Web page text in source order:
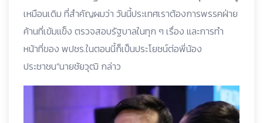
เหมือนเดิม ที่สำคัญผมว่า วันนี้ประเทศเราต้องการพรรคฝ่าย
ค้านที่เข้มแข็ง ตรวจสอบรัฐบาลในทุก ๆ เรื่อง และการทำ
หน้าที่ของ พปชร.ในตอนนี้ก็เป็นประโยชน์ต่อพี่น้อง
ประชาชน“นายชัยวุฒิ กล่าว